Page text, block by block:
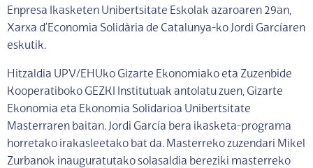
Enpresa Ikasketen Unibertsitate Eskolak azaroaren 29an,
Xarxa d’Economia Solidària de Catalunya-ko Jordi Garcíaren
eskutik.
Hitzaldia UPV/EHUko Gizarte Ekonomiako eta Zuzenbide
Kooperatiboko GEZKI Institutuak antolatu zuen, Gizarte
Ekonomia eta Ekonomia Solidarioa Unibertsitate
Masterraren baitan. Jordi García bera ikasketa-programa
horretako irakasleetako bat da. Masterreko zuzendari Mikel
Zurbanok inauguratutako solasaldia bereziki masterreko